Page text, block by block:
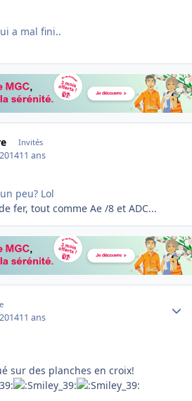
a mal fini..
Invités
11 ans
peu? Lol
fer, tout comme Ae /8 et ADC...
11 ans
sur des planches en croix!